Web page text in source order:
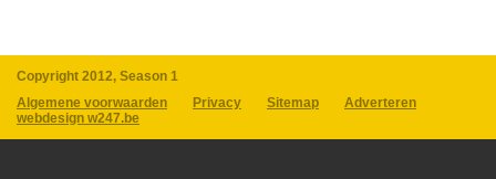
Copyright 2012, Season 1
Algemene voorwaarden
Privacy Sitemap
Adverteren
webdesign w247.be